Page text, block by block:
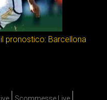
pronostico: Barcellona